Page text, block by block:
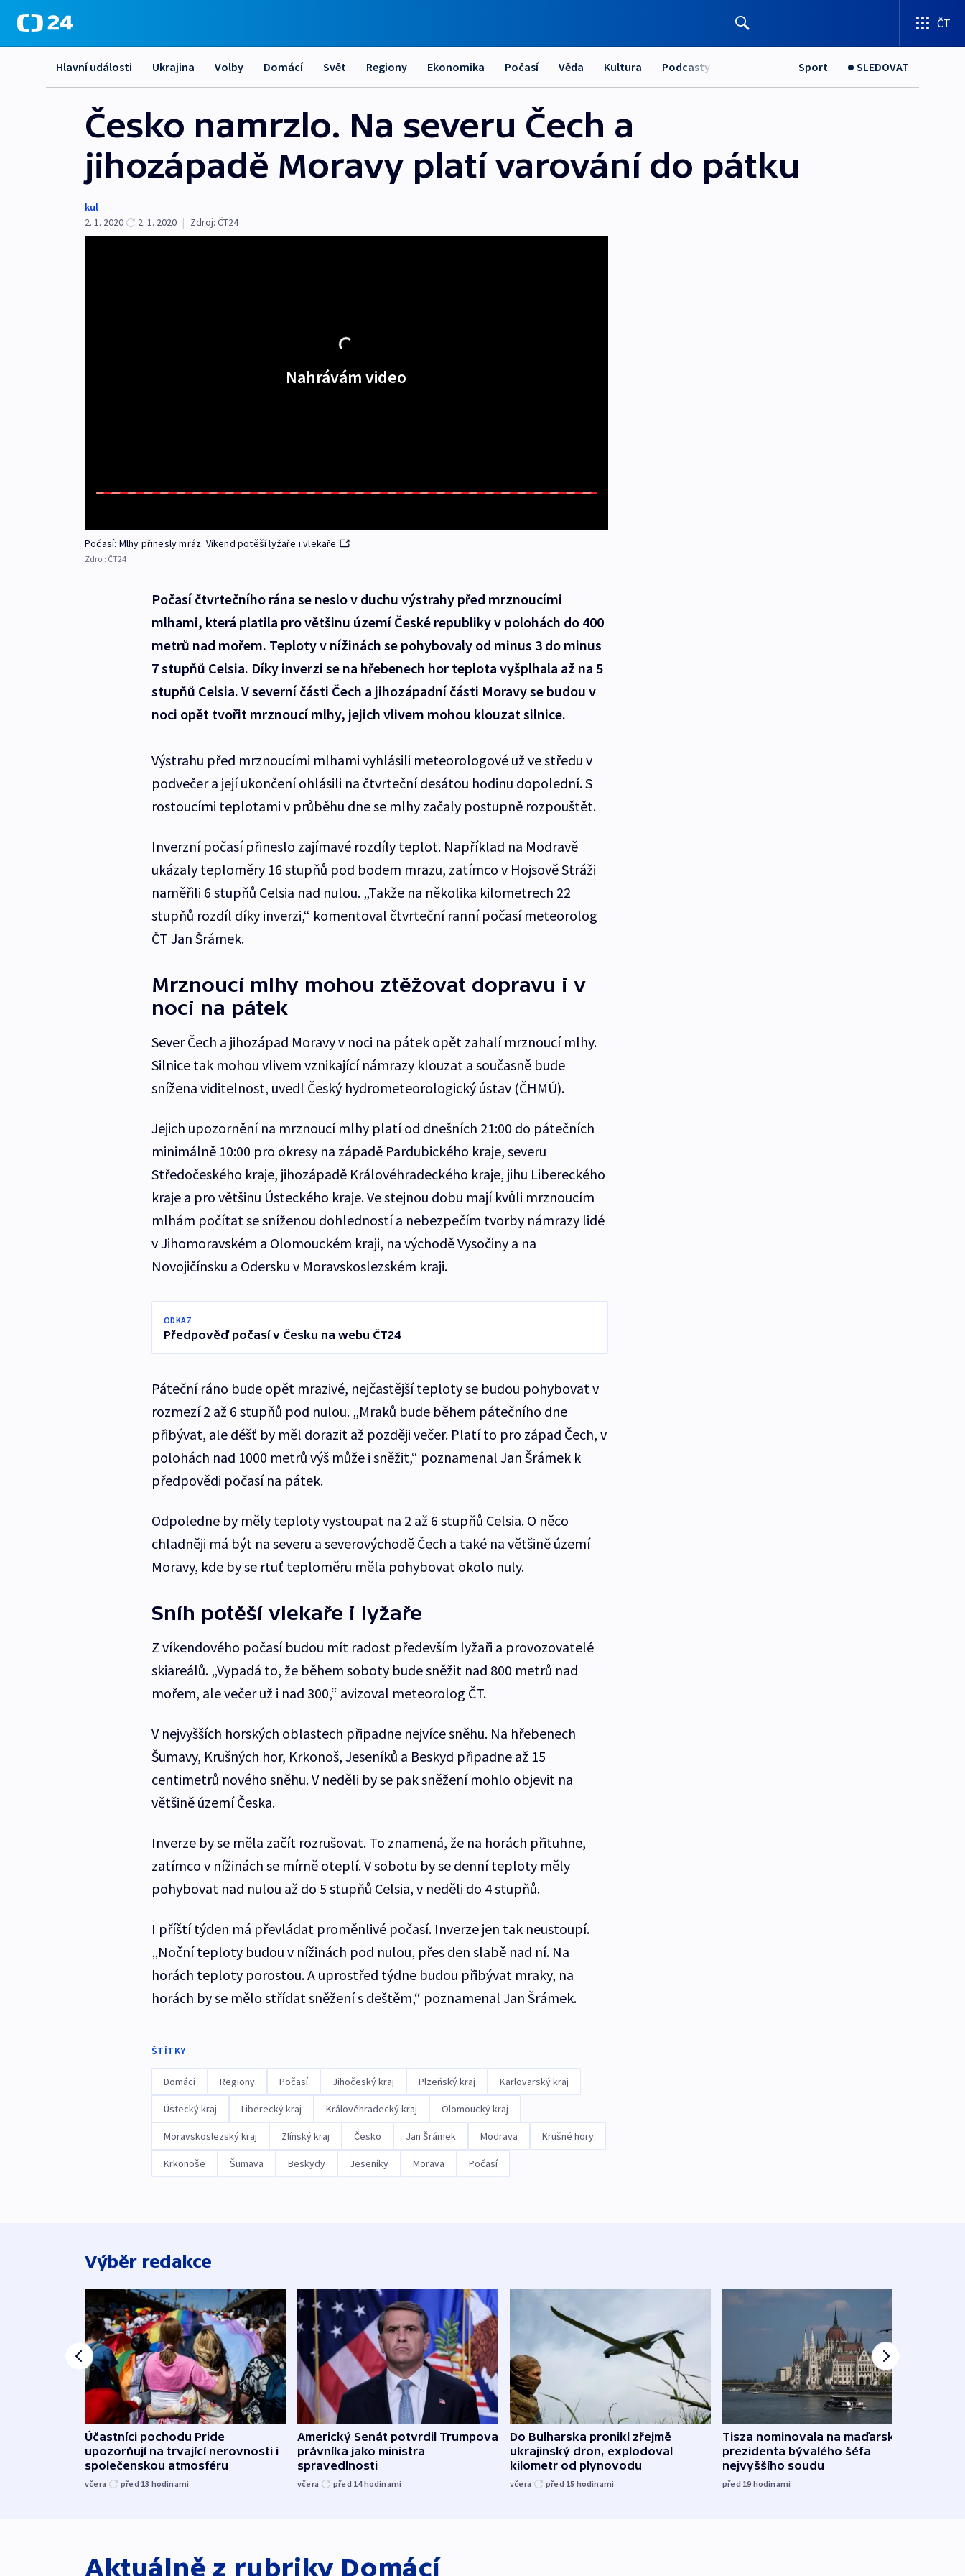
ČT
Hlavní události Ukrajina Volby Domácí Svět Regiony Ekonomika Počasí Věda Kultura Podcasty Sport SLEDOVAT
Česko namrzlo. Na severu Čech a
jihozápadě Moravy platí varování do pátku
kul
2. 1. 2020
2. 1. 2020 | Zdroj: ČT24
Nahrávám video
Počasí: Mlhy přinesly mráz. Víkend potěší lyžaře i vlekaře
Zdroj: ČT24
Počasí čtvrtečního rána se neslo v duchu výstrahy před mrznoucími
mlhami, která platila pro většinu území České republiky v polohách do 400
metrů nad mořem. Teploty v nížinách se pohybovaly od minus 3 do minus
7 stupňů Celsia. Díky inverzi se na hřebenech hor teplota vyšplhala až na 5
stupňů Celsia. V severní části Čech a jihozápadní části Moravy se budou v
noci opět tvořit mrznoucí mlhy, jejich vlivem mohou klouzat silnice.
Výstrahu před mrznoucími mlhami vyhlásili meteorologové už ve středu v
podvečer a její ukončení ohlásili na čtvrteční desátou hodinu dopolední. S
rostoucími teplotami v průběhu dne se mlhy začaly postupně rozpouštět.
Inverzní počasí přineslo zajímavé rozdíly teplot. Například na Modravě
ukázaly teploměry 16 stupňů pod bodem mrazu, zatímco v Hojsově Stráži
naměřili 6 stupňů Celsia nad nulou. „Takže na několika kilometrech 22
stupňů rozdíl díky inverzi,“ komentoval čtvrteční ranní počasí meteorolog
ČT Jan Šrámek.
Mrznoucí mlhy mohou ztěžovat dopravu i v
noci na pátek
Sever Čech a jihozápad Moravy v noci na pátek opět zahalí mrznoucí mlhy.
Silnice tak mohou vlivem vznikající námrazy klouzat a současně bude
snížena viditelnost, uvedl Český hydrometeorologický ústav (ČHMÚ).
Jejich upozornění na mrznoucí mlhy platí od dnešních 21:00 do pátečních
minimálně 10:00 pro okresy na západě Pardubického kraje, severu
Středočeského kraje, jihozápadě Královéhradeckého kraje, jihu Libereckého
kraje a pro většinu Ústeckého kraje. Ve stejnou dobu mají kvůli mrznoucím
mlhám počítat se sníženou dohledností a nebezpečím tvorby námrazy lidé
v Jihomoravském a Olomouckém kraji, na východě Vysočiny a na
Novojičínsku a Odersku v Moravskoslezském kraji.
ODKAZ
Předpověď počasí v Česku na webu ČT24
Páteční ráno bude opět mrazivé, nejčastější teploty se budou pohybovat v
rozmezí 2 až 6 stupňů pod nulou. „Mraků bude během pátečního dne
přibývat, ale déšť by měl dorazit až později večer. Platí to pro západ Čech, v
polohách nad 1000 metrů výš může i sněžit,“ poznamenal Jan Šrámek k
předpovědi počasí na pátek.
Odpoledne by měly teploty vystoupat na 2 až 6 stupňů Celsia. O něco
chladněji má být na severu a severovýchodě Čech a také na většině území
Moravy, kde by se rtuť teploměru měla pohybovat okolo nuly.
Sníh potěší vlekaře i lyžaře
Z víkendového počasí budou mít radost především lyžaři a provozovatelé
skiareálů. „Vypadá to, že během soboty bude sněžit nad 800 metrů nad
mořem, ale večer už i nad 300,“ avizoval meteorolog ČT.
V nejvyšších horských oblastech připadne nejvíce sněhu. Na hřebenech
Šumavy, Krušných hor, Krkonoš, Jeseníků a Beskyd připadne až 15
centimetrů nového sněhu. V neděli by se pak sněžení mohlo objevit na
většině území Česka.
Inverze by se měla začít rozrušovat. To znamená, že na horách přituhne,
zatímco v nížinách se mírně oteplí. V sobotu by se denní teploty měly
pohybovat nad nulou až do 5 stupňů Celsia, v neděli do 4 stupňů.
I příští týden má převládat proměnlivé počasí. Inverze jen tak neustoupí.
„Noční teploty budou v nížinách pod nulou, přes den slabě nad ní. Na
horách teploty porostou. A uprostřed týdne budou přibývat mraky, na
horách by se mělo střídat sněžení s deštěm,“ poznamenal Jan Šrámek.
ŠTÍTKY
Domácí Regiony Počasí Jihočeský kraj Plzeňský kraj Karlovarský kraj
Ústecký kraj Liberecký kraj Královéhradecký kraj Olomoucký kraj
Moravskoslezský kraj Zlínský kraj Česko Jan Šrámek Modrava Krušné hory
Krkonoše Šumava Beskydy Jeseníky Morava Počasí
Výběr redakce
Účastníci pochodu Pride
upozorňují na trvající nerovnosti i
společenskou atmosféru
včera před 13 hodinami
Americký Senát potvrdil Trumpova
právníka jako ministra
spravedlnosti
včera před 14hodinami
Do Bulharska pronikl zřejmě
ukrajinský dron, explodoval
kilometr od plynovodu
včera před 15 hodinami
Tisza nominovala na maďarského
prezidenta bývalého šéfa
nejvyššího soudu
před 19 hodinami
Aktuálně z rubriky Domácí